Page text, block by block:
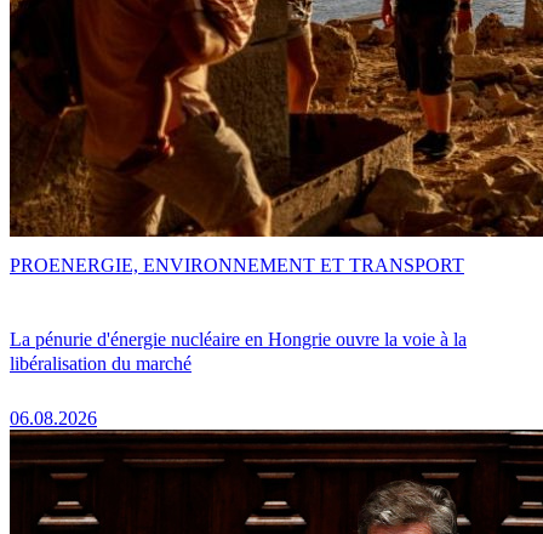
La pénurie d'énergie nucléaire en Hongrie ouvre la voie à la
libéralisation du marché
06.08.2026
PROENERGIE, ENVIRONNEMENT ET TRANSPORT